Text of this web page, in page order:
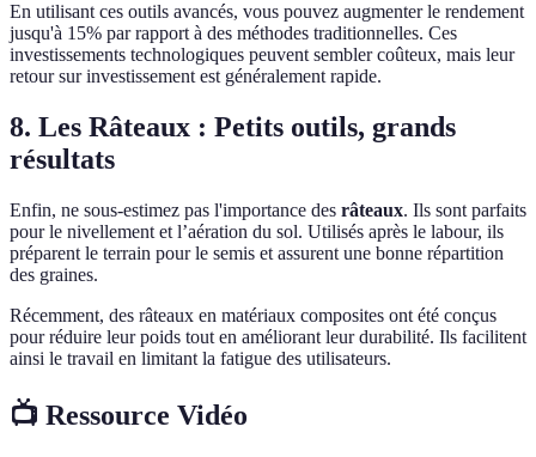
En utilisant ces outils avancés, vous pouvez augmenter le rendement
jusqu'à 15% par rapport à des méthodes traditionnelles. Ces
investissements technologiques peuvent sembler coûteux, mais leur
retour sur investissement est généralement rapide.
8. Les Râteaux : Petits outils, grands
résultats
Enfin, ne sous-estimez pas l'importance des râteaux. Ils sont parfaits
pour le nivellement et l’aération du sol. Utilisés après le labour, ils
préparent le terrain pour le semis et assurent une bonne répartition
des graines.
Récemment, des râteaux en matériaux composites ont été conçus
pour réduire leur poids tout en améliorant leur durabilité. Ils facilitent
ainsi le travail en limitant la fatigue des utilisateurs.
📺 Ressource Vidéo